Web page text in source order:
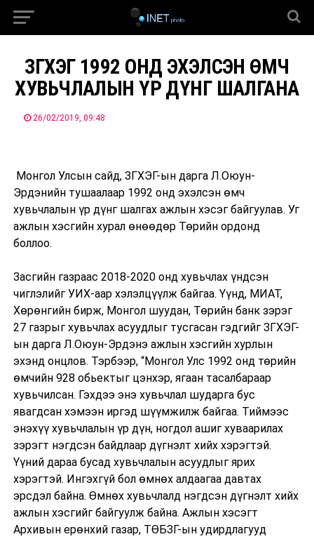
ЗГХЭГ 1992 ОНД ЭХЭЛСЭН ӨМЧ
ХУВЬЧЛАЛЫН ҮР ДҮНГ ШАЛГАНА
26/02/2019, 09:48
Монгол Улсын сайд, ЗГХЭГ-ын дарга Л.Оюун-
Эрдэнийн тушаалаар 1992 онд эхэлсэн өмч
хувьчлалын үр дүнг шалгах ажлын хэсэг байгуулав. Уг
ажлын хэсгийн хурал өнөөдөр Төрийн ордонд
боллоо.
Засгийн газраас 2018-2020 онд хувьчлах үндсэн
чиглэлийг УИХ-аар хэлэлцүүлж байгаа. Үүнд, МИАТ,
Хөрөнгийн бирж, Монгол шуудан, Төрийн банк зэрэг
27 газрыг хувьчлах асуудлыг тусгасан гэдгийг ЗГХЭГ-
ын дарга Л.Оюун-Эрдэнэ ажлын хэсгийн хурлын
эхэнд онцлов. Тэрбээр, “Монгол Улс 1992 онд төрийн
өмчийн 928 обьектыг цэнхэр, ягаан тасалбараар
хувьчилсан. Гэхдээ энэ хувьчлал шударга бус
явагдсан хэмээн иргэд шүүмжилж байгаа. Тиймээс
энэхүү хувьчлалын үр дүн, ногдол ашиг хуваарилах
зэрэгт нэгдсэн байдлаар дүгнэлт хийх хэрэгтэй.
Үүний дараа бусад хувьчлалын асуудлыг ярих
хэрэгтэй. Ингэхгүй бол өмнөх алдаагаа давтах
эрсдэл байна. Өмнөх хувьчлалд нэгдсэн дүгнэлт хийх
ажлын хэсгийг байгуулж байна. Ажлын хэсэгт
Архивын ерөнхий газар, ТӨБЗГ-ын удирдлагууд